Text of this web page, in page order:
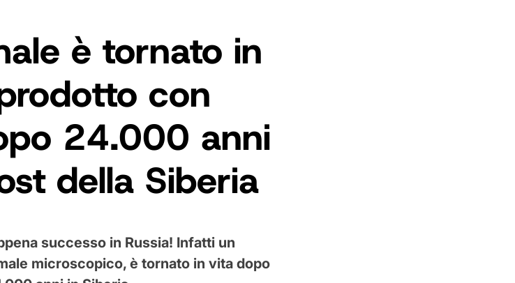
è tornato in
con
24.000 anni
della Siberia
successo in Russia! Infatti un
microscopico, è tornato in vita dopo